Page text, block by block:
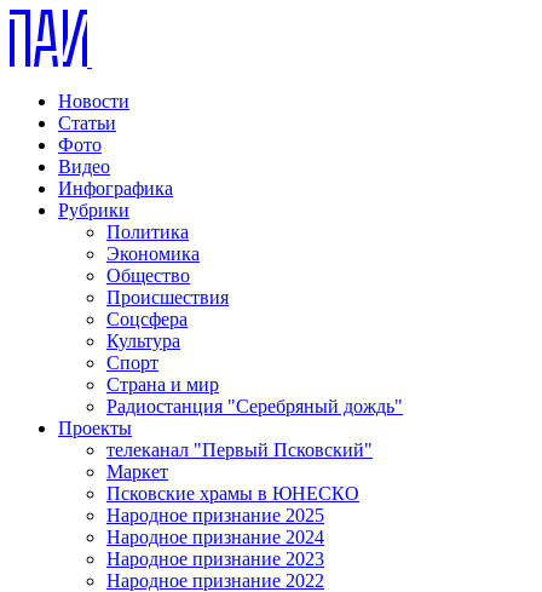
Новости
Статьи
Фото
Видео
Инфографика
Рубрики
Политика
Экономика
Общество
Происшествия
Соцсфера
Культура
Спорт
Страна и мир
Радиостанция "Серебряный дождь"
Проекты
телеканал "Первый Псковский"
Маркет
Псковские храмы в ЮНЕСКО
Народное признание 2025
Народное признание 2024
Народное признание 2023
Народное признание 2022